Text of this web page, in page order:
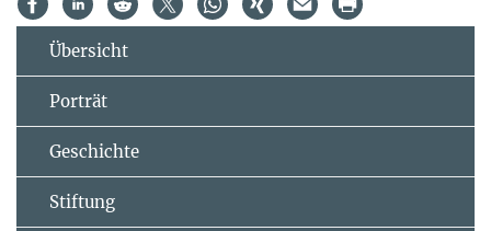
Übersicht
Porträt
Geschichte
Stiftung